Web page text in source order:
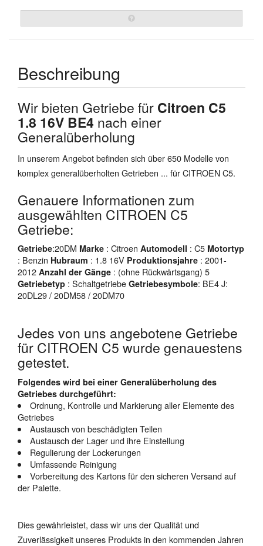
Beschreibung
Wir bieten Getriebe für Citroen C5
1.8 16V BE4 nach einer
Generalüberholung
In unserem Angebot befinden sich über 650 Modelle von
komplex generalüberholten Getrieben ... für CITROEN C5.
Genauere Informationen zum
ausgewählten CITROEN C5
Getriebe:
Getriebe:20DM Marke : Citroen Automodell : C5 Motortyp
: Benzin Hubraum : 1.8 16V Produktionsjahre : 2001-
2012 Anzahl der Gänge : (ohne Rückwärtsgang) 5
Getriebetyp : Schaltgetriebe Getriebesymbole: BE4 J:
20DL29 / 20DM58 / 20DM70
Jedes von uns angebotene Getriebe
für CITROEN C5 wurde genauestens
getestet.
Folgendes wird bei einer Generalüberholung des
Getriebes durchgeführt:
Ordnung, Kontrolle und Markierung aller Elemente des
Getriebes
Austausch von beschädigten Teilen
Austausch der Lager und ihre Einstellung
Regulierung der Lockerungen
Umfassende Reinigung
Vorbereitung des Kartons für den sicheren Versand auf
der Palette.
Dies gewährleistet, dass wir uns der Qualität und
Zuverlässigkeit unseres Produkts in den kommenden Jahren